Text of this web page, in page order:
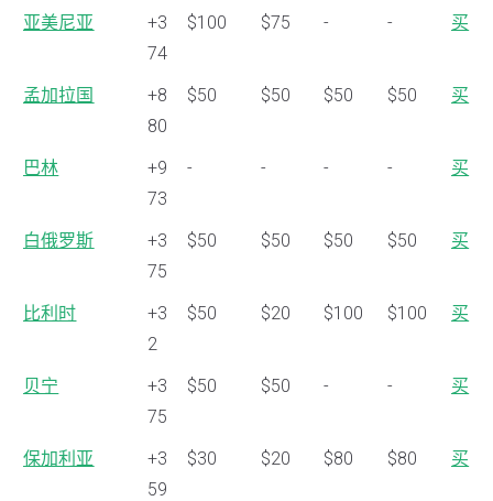
亚美尼亚
+3
74
$100 $75 - - 买
孟加拉国
+8
80
$50 $50 $50 $50 买
巴林
+9
73
- - - - 买
白俄罗斯
+3
75
$50 $50 $50 $50 买
比利时
+3
2
$50 $20 $100 $100 买
贝宁
+3
75
$50 $50 - - 买
保加利亚
+3
59
$30 $20 $80 $80 买